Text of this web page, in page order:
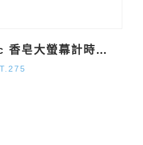
dretec 香皂大螢幕計時器-粉